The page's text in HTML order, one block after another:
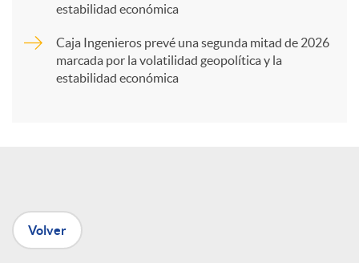
n
estabilidad económica
Caja Ingenieros prevé una segunda mitad de 2026
marcada por la volatilidad geopolítica y la
estabilidad económica
Volver